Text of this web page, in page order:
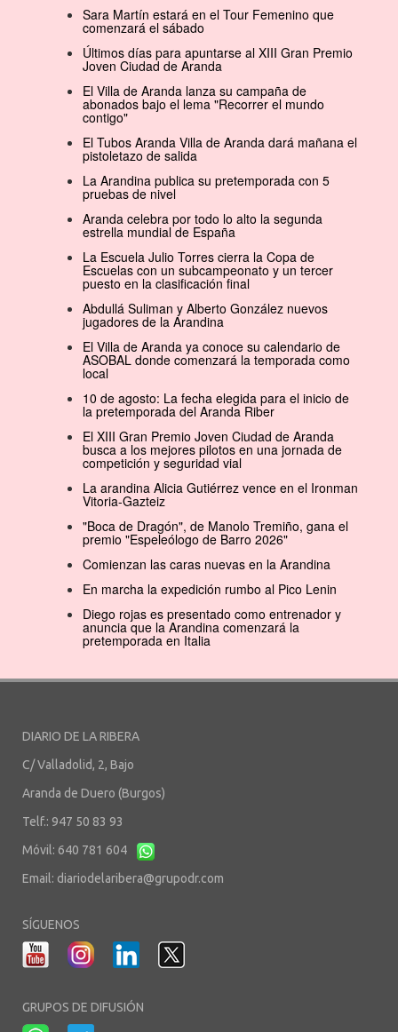
Sara Martín estará en el Tour Femenino que
comenzará el sábado
Últimos días para apuntarse al XIII Gran Premio
Joven Ciudad de Aranda
El Villa de Aranda lanza su campaña de
abonados bajo el lema "Recorrer el mundo
contigo"
El Tubos Aranda Villa de Aranda dará mañana el
pistoletazo de salida
La Arandina publica su pretemporada con 5
pruebas de nivel
Aranda celebra por todo lo alto la segunda
estrella mundial de España
La Escuela Julio Torres cierra la Copa de
Escuelas con un subcampeonato y un tercer
puesto en la clasificación final
Abdullá Suliman y Alberto González nuevos
jugadores de la Arandina
El Villa de Aranda ya conoce su calendario de
ASOBAL donde comenzará la temporada como
local
10 de agosto: La fecha elegida para el inicio de
la pretemporada del Aranda Riber
El XIII Gran Premio Joven Ciudad de Aranda
busca a los mejores pilotos en una jornada de
competición y seguridad vial
La arandina Alicia Gutiérrez vence en el Ironman
Vitoria-Gazteiz
"Boca de Dragón", de Manolo Tremiño, gana el
premio "Espeleólogo de Barro 2026"
Comienzan las caras nuevas en la Arandina
En marcha la expedición rumbo al Pico Lenin
Diego rojas es presentado como entrenador y
anuncia que la Arandina comenzará la
pretemporada en Italia
DIARIO DE LA RIBERA
C/ Valladolid, 2, Bajo
Aranda de Duero (Burgos)
Telf.: 947 50 83 93
Móvil: 640 781 604
Email: diariodelaribera@grupodr.com
SÍGUENOS
GRUPOS DE DIFUSIÓN